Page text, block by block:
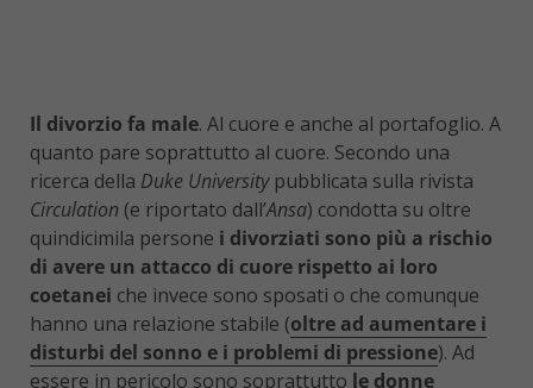
Il divorzio fa male. Al cuore e anche al portafoglio. A
quanto pare soprattutto al cuore. Secondo una
ricerca della Duke Universitypubblicata sulla rivista
Circulation (e riportato dall’Ansa) condotta su oltre
quindicimila persone i divorziati sono più a rischio
di avere un attacco di cuore rispetto ai loro
coetanei che invece sono sposati o che comunque
hanno una relazione stabile (oltre ad aumentare i
disturbi del sonno e i problemi di pressione). Ad
essere in pericolo sono soprattutto le donne